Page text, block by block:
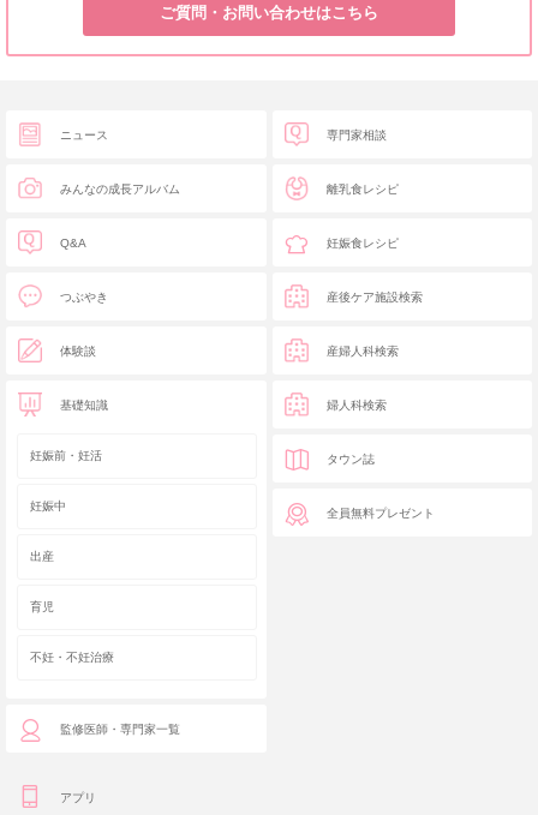
ご質問・お問い合わせはこちら
ニュース
みんなの成長アルバム
Q&A
つぶやき
体験談
基礎知識
妊娠前・妊活
妊娠中
出産
育児
不妊・不妊治療
監修医師・専門家一覧
専門家相談
離乳食レシピ
妊娠食レシピ
産後ケア施設検索
産婦人科検索
婦人科検索
タウン誌
全員無料プレゼント
アプリ